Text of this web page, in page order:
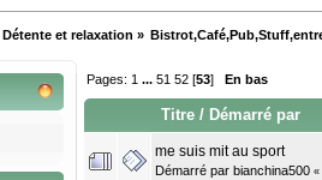
Détente et relaxation »
Pages: 1 ...51 52 [53] En bas
Titre / Démarré par
me suis mit au sport
Démarré par bianchina500 «